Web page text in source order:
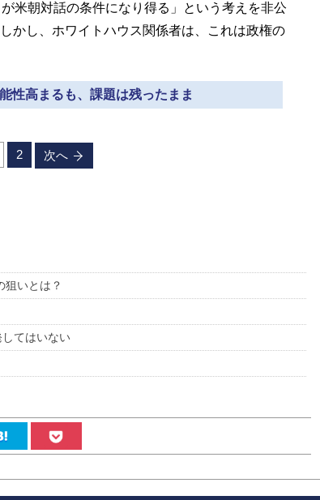
米朝対話の条件になり得る」という考えを非公
かし、ホワイトハウス関係者は、これは政権の
性高まるも、課題は残ったまま
2 次へ
狙いとは？
してはいない